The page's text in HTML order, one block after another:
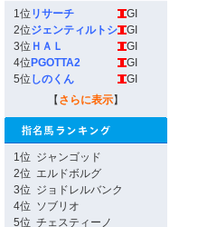
1位 リサーチ
GI
2位ジェンティルトシ
GI
3位 ＨＡＬ
GI
4位 PGOTTA2
GI
5位 しのくん
GI
【 さらに表示】
1位 ジャンゴッド
2位 エルドボルグ
3位 ジョドレルバンク
4位 ソブリオ
5位 チェスティーノ